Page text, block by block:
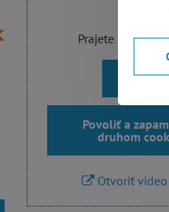
Prajete si
Povoliť
Povoliť a
druhom
Otvoriť